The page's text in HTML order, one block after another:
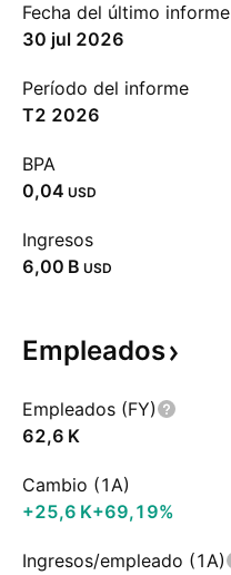
Fecha del último informe
30 jul 2026
Período del informe
T2 2026
BPA
0,04 USD
Ingresos
‪6,00 B‬ USD
Empleados
Empleados (FY)
‪62,6 K‬
Cambio (1A)
‪+25,6 K‬+69,19%
Ingresos/empleado (1A)